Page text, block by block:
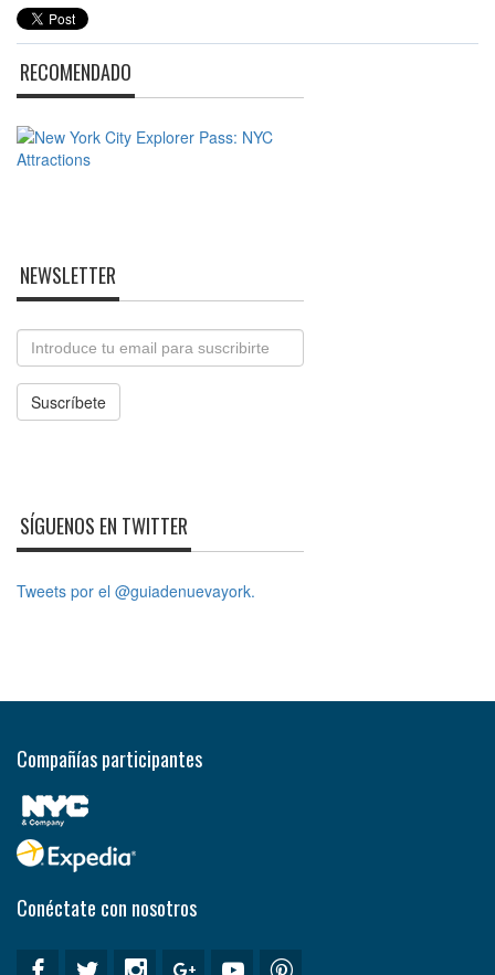
RECOMENDADO
NEWSLETTER
Email
Suscríbete
SÍGUENOS EN TWITTER
Tweets por el @guiadenuevayork.
Compañías participantes
Conéctate con nosotros